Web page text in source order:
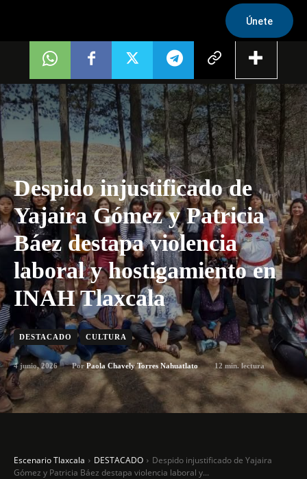
Únete
Despido injustificado de
Yajaira Gómez y Patricia
Báez destapa violencia
laboral y hostigamiento en
INAH Tlaxcala
DESTACADO CULTURA
4 junio, 2026 Por Paola Chavely Torres Nahuatlato 12 min. lectura
Escenario Tlaxcala DESTACADO
Despido injustificado de Yajaira
Gómez y Patricia Báez destapa violencia laboral y...